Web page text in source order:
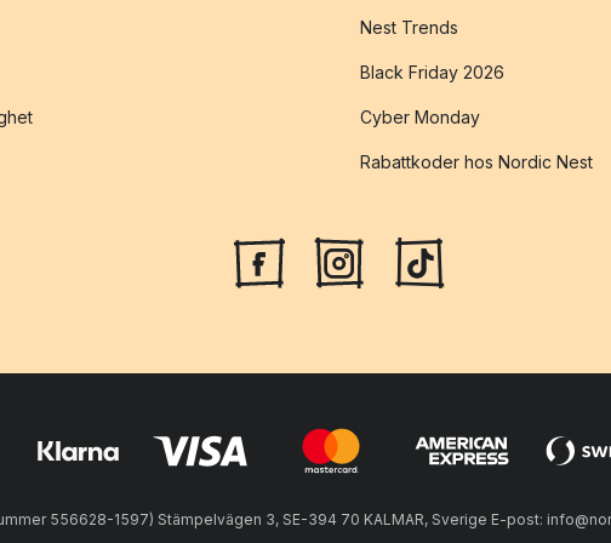
Nest Trends
Black Friday 2026
Cyber Monday
Rabattkoder hos Nordic Nest
556628-1597) Stämpelvägen 3, SE-394 70 KALMAR, Sverige E-post: